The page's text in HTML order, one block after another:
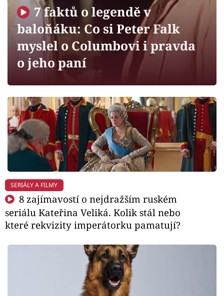
Sledujte prima+
Filmový festival Karlovy Vary
Mámy sobě
Přihlášení
Sledujte nás
7 faktů o legendě v
baloňáku: Co si Peter Falk
myslel o Columbovi i pravda
o jeho paní
SERIÁLY A FILMY
8 zajímavostí o nejdražším ruském
seriálu Kateřina Veliká. Kolik stál nebo
které rekvizity imperátorku pamatují?